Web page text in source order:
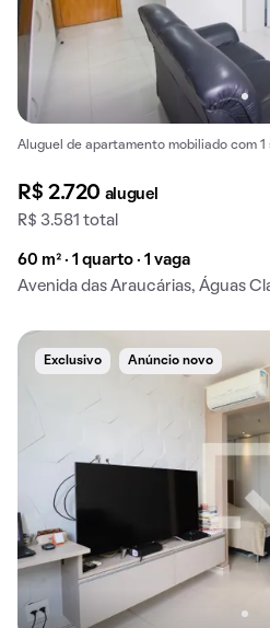
Aluguel de apartamento mobiliado com 1
R$ 2.720 aluguel
R$ 3.581 total
60 m² · 1 quarto · 1 vaga
Avenida das Araucárias, Águas
Exclusivo Anúncio novo